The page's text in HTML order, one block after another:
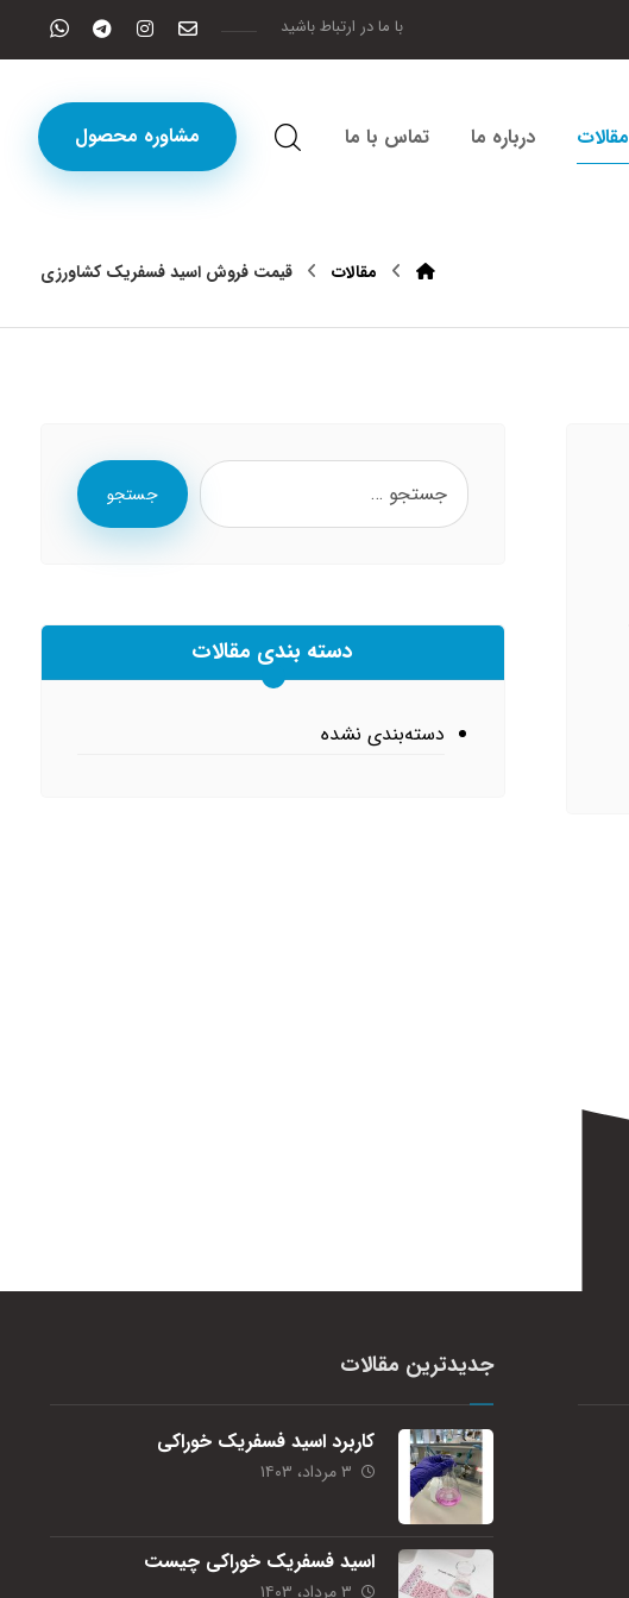
با ما در ارتباط باشید
مشاوره محصول مقالات درباره ما تماس با ما
مقالات قیمت فروش اسید فسفریک کشاورزی
جستجو
دسته بندی مقالات
دسته‌بندی نشده
جدیدترین مقالات
کاربرد اسید فسفریک خوراکی
۳ مرداد، ۱۴۰۳
اسید فسفریک خوراکی چیست
۳ مرداد، ۱۴۰۳